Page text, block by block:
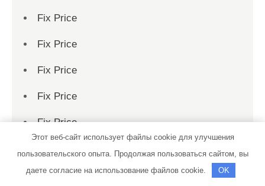
Fix Price
Fix Price
Fix Price
Fix Price
Fix Price
Fix Price
Этот веб-сайт использует файлы cookie для улучшения
пользовательского опыта. Продолжая пользоваться сайтом, вы
даете согласие на использование файлов cookie.
OK